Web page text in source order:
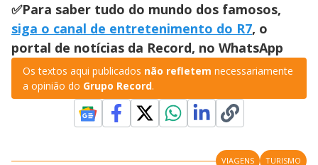
✅Para saber tudo do mundo dos famosos,
siga o canal de entretenimento do R7, o
portal de notícias da Record, no WhatsApp
Os textos aqui publicados não refletem necessariamente
a opinião do Grupo Record.
VIAGENS TURISMO